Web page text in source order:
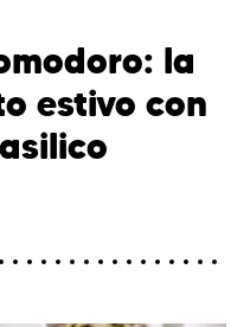
la
estivo con